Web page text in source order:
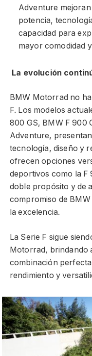
Adventure
potencia,
capacidad para
mayor comodidad
La evolución
BMW Motorrad no
F. Los modelos
800 GS, BMW F 900
Adventure,
tecnología, diseño y
ofrecen opciones
deportivos como la F
doble propósito y de
compromiso de
la excelencia.
La Serie F sigue
Motorrad, brindando
combinación
rendimiento y